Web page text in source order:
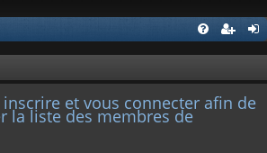
inscrire et vous connecter afin de
la liste des membres de